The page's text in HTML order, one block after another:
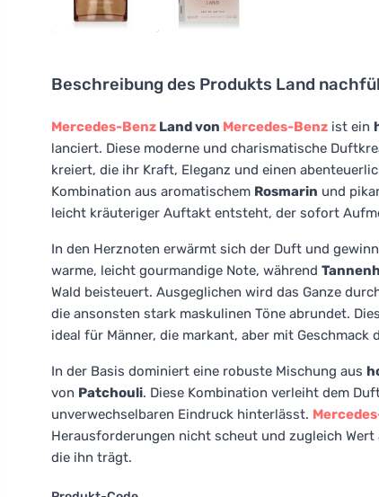
Beschreibung des Produkts Land
Mercedes-Benz Land von Mercedes-Benz ist ein
lanciert. Diese moderne und charismatische
kreiert, die ihr Kraft, Eleganz und einen
Kombination aus aromatischem Rosmarin und
leicht kräuteriger Auftakt entsteht, der sofort
In den Herznoten erwärmt sich der Duft und
warme, leicht gourmandige Note, während
Wald beisteuert. Ausgeglichen wird das Ganze
die ansonsten stark maskulinen Töne abrundet.
ideal für Männer, die markant, aber mit Geschmack
In der Basis dominiert eine robuste Mischung aus
von Patchouli. Diese Kombination verleiht dem
unverwechselbaren Eindruck hinterlässt.
Herausforderungen nicht scheut und zugleich
die ihn trägt.